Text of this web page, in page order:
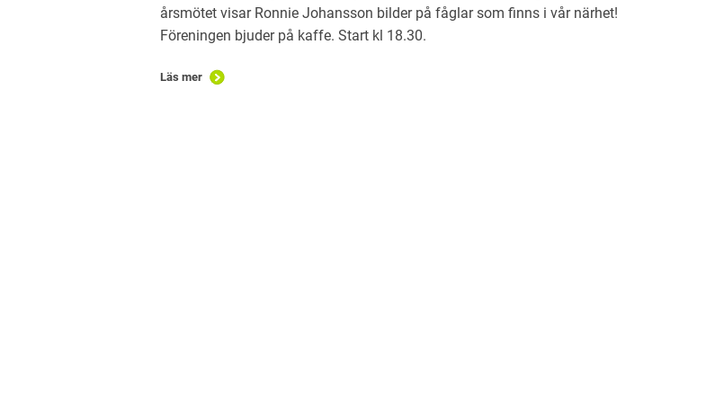
årsmötet visar Ronnie Johansson bilder på fåglar som finns i vår närhet!
Föreningen bjuder på kaffe. Start kl 18.30.
Läs mer